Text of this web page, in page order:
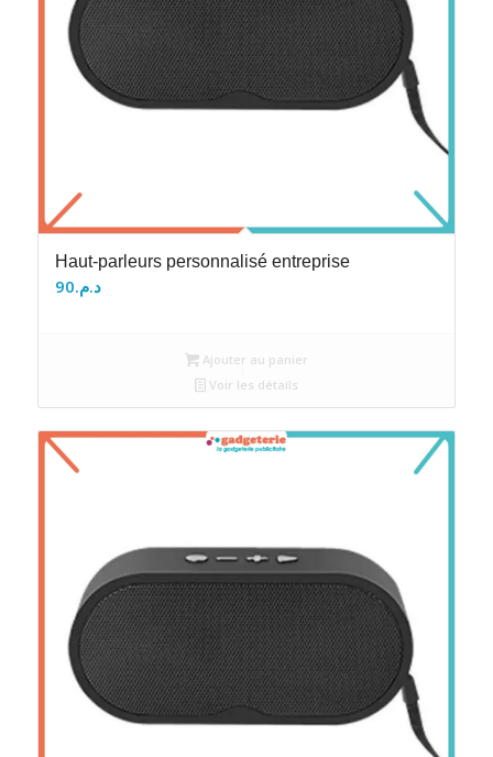
Haut-parleurs personnalisé entreprise
د.م.90
Ajouter au panier
Voir les détails